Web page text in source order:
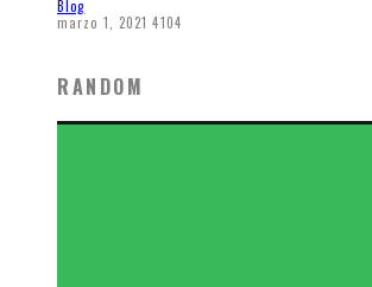
Blog
marzo 1, 2021 4104
RANDOM